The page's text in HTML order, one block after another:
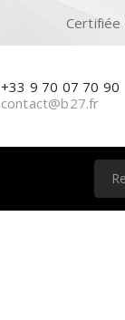
Certifiée
+33 9 70 07 70 90
contact@b27.fr